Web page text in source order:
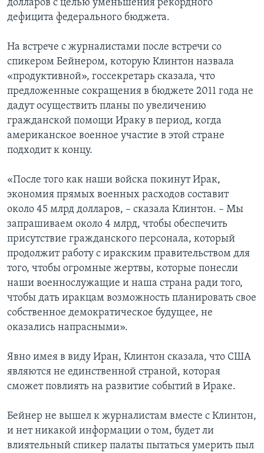
долларов с целью уменьшения рекордного
дефицита федерального бюджета.
На встрече с журналистами после встречи со
спикером Бейнером, которую Клинтон назвала
«продуктивной», госсекретарь сказала, что
предложенные сокращения в бюджете 2011 года не
дадут осуществить планы по увеличению
гражданской помощи Ираку в период, когда
американское военное участие в этой стране
подходит к концу.
«После того как наши войска покинут Ирак,
экономия прямых военных расходов составит
около 45 млрд долларов, – сказала Клинтон. – Мы
запрашиваем около 4 млрд, чтобы обеспечить
присутствие гражданского персонала, который
продолжит работу с иракским правительством для
того, чтобы огромные жертвы, которые понесли
наши военнослужащие и наша страна ради того,
чтобы дать иракцам возможность планировать свое
собственное демократическое будущее, не
оказались напрасными».
Явно имея в виду Иран, Клинтон сказала, что США
являются не единственной страной, которая
сможет повлиять на развитие событий в Ираке.
Бейнер не вышел к журналистам вместе с Клинтон,
и нет никакой информации о том, будет ли
влиятельный спикер палаты пытаться умерить пыл